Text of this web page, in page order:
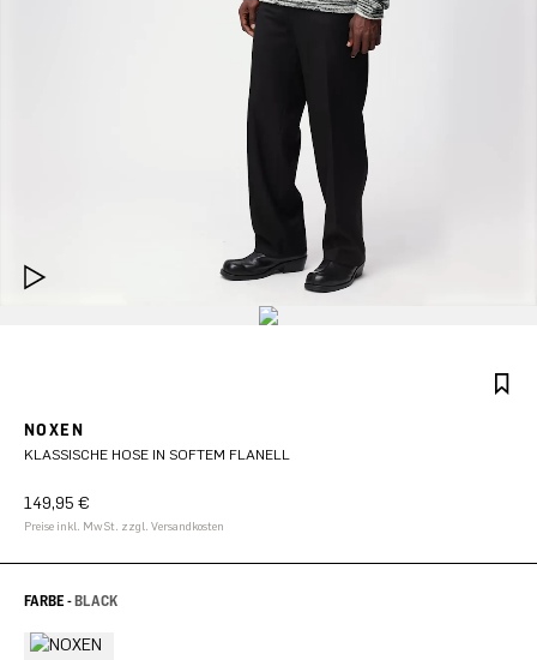
NOXEN
KLASSISCHE HOSE IN SOFTEM FLANELL
149,95 €
Preise inkl. MwSt. zzgl. Versandkosten
FARBE -BLACK